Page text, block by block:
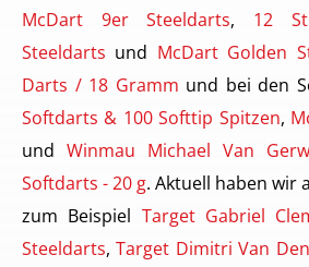
McDart 9er Steeldarts, 12
Steeldarts und McDart Golden
Darts / 18 Gramm und bei den
Softdarts & 100 Softtip Spitzen,
und Winmau Michael Van
Softdarts - 20 g. Aktuell haben wir
zum Beispiel Target Gabriel
Steeldarts,Target Dimitri Van